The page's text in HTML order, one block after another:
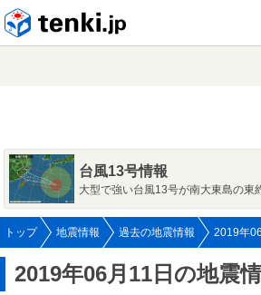
台風13号情報
大型で強い台風13号が南大東島の東
トップ 地震情報 過去の地震情報 2019年
2019年06月11日の地震